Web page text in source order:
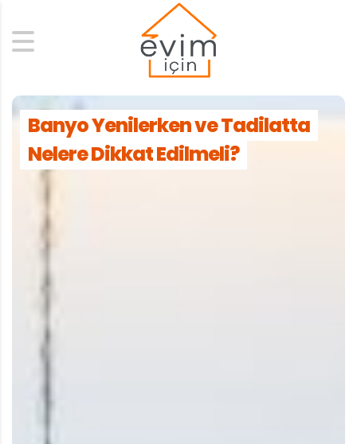
Search
Banyo Yenilerken ve Tadilatta
Nelere Dikkat Edilmeli?